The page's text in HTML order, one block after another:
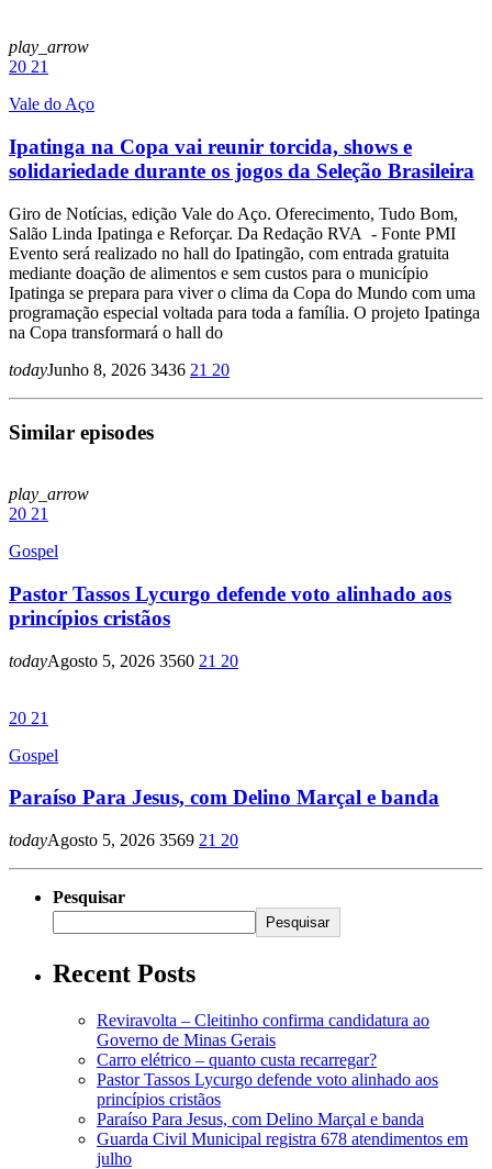
play_arrow
20 21
Vale do Aço
Ipatinga na Copa vai reunir torcida, shows e
solidariedade durante os jogos da Seleção Brasileira
Giro de Notícias, edição Vale do Aço. Oferecimento, Tudo Bom,
Salão Linda Ipatinga e Reforçar. Da Redação RVA - Fonte PMI
Evento será realizado no hall do Ipatingão, com entrada gratuita
mediante doação de alimentos e sem custos para o município
Ipatinga se prepara para viver o clima da Copa do Mundo com uma
programação especial voltada para toda a família. O projeto Ipatinga
na Copa transformará o hall do
todayJunho 8, 2026 3436 21 20
Similar episodes
play_arrow
20 21
Gospel
Pastor Tassos Lycurgo defende voto alinhado aos
princípios cristãos
todayAgosto 5, 2026 3560 21 20
20 21
Gospel
Paraíso Para Jesus, com Delino Marçal e banda
todayAgosto 5, 2026 3569 21 20
Pesquisar
Pesquisar
Recent Posts
Reviravolta – Cleitinho confirma candidatura ao
Governo de Minas Gerais
Carro elétrico – quanto custa recarregar?
Pastor Tassos Lycurgo defende voto alinhado aos
princípios cristãos
Paraíso Para Jesus, com Delino Marçal e banda
Guarda Civil Municipal registra 678 atendimentos em
julho